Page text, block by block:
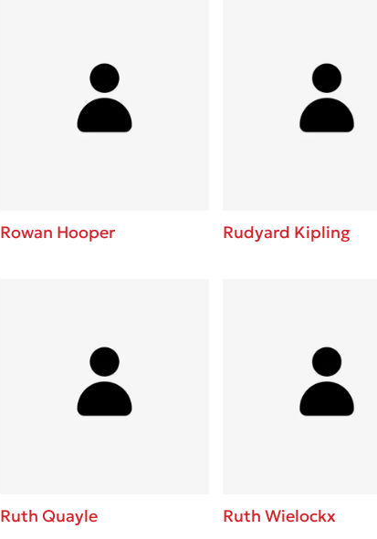
Rowan Hooper Rudyard Kipling
Ruth Quayle Ruth Wielockx